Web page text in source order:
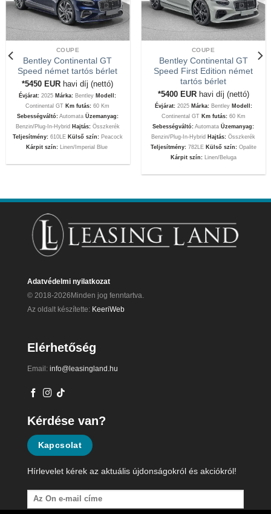
COUPE
Bentley Continental GT
Speed német tartós bérlet
*5450 EUR havi díj (nettó)
Évjárat: 2025 Márka: Bentley Modell:
Continental GT Km futás:60 Km
Sebességváltó:Automata Üzemanyag:
Benzin/Plug-In-Hybrid Hajtás:Összkerék
Teljesítmény:610LE Külső szín: Peacock
Kárpit szín:Linen/Imperial Blue
COUPE
Bentley Continental GT
Speed First Edition német
tartós bérlet
*5400 EUR havi díj (nettó)
Évjárat:2025 Márka:Bentley Modell:
Continental GT Km futás: 60 Km
Sebességváltó: AutomataÜzemanyag:
Benzin/Plug-In-Hybrid Hajtás: Összkerék
Teljesítmény:782LE Külső szín: Opalite
Kárpit szín:Linen/Beluga
Adatvédelmi nyilatkozat
© 2018-2026Minden jog fenntartva.
Az oldalt készítette: KeeriWeb
Elérhetőség
Email: info@leasingland.hu
Kérdése van?
Kapcsolat
Hírlevelet kérek az aktuális újdonságokról és akciókról!